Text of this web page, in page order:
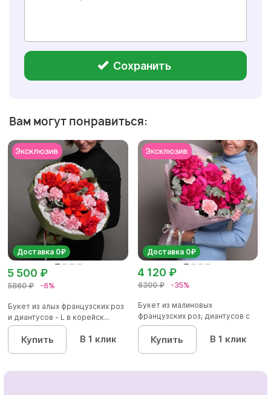
Сохранить
Вам могут понравиться:
Доставка 0₽
5860 ₽ -6%
5 500 ₽
Букет из алых французских роз
и диантусов - L в корейск...
Купить В 1 клик
Доставка 0₽
6300 ₽ -35%
4 120 ₽
Букет из малиновых
французских роз, диантусов с
эвкалип...
Купить В 1 клик